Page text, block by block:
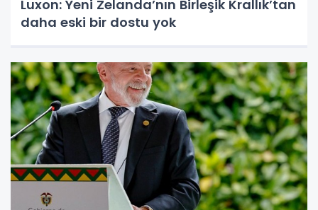
Luxon: Yeni Zelanda’nın Birleşik Krallık’tan
daha eski bir dostu yok